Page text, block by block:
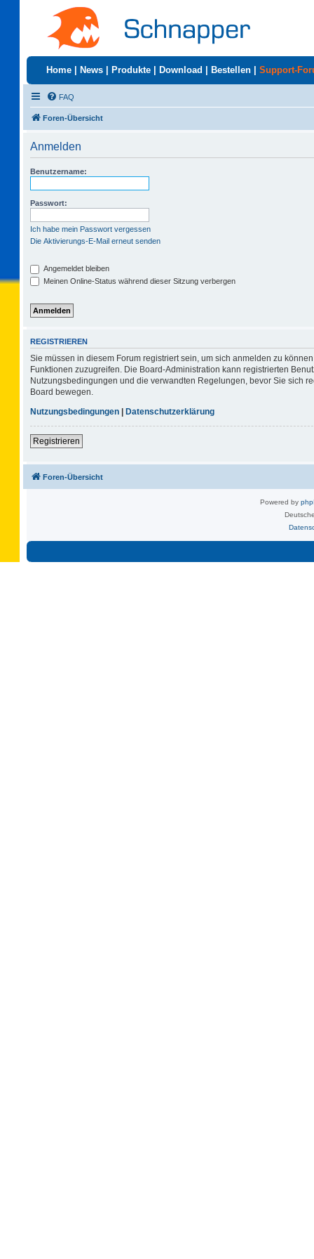
Home News Produkte Download Bestellen Support-
FAQ
Foren-Übersicht
Anmelden
Benutzername:
Passwort:
Ich habe mein Passwort vergessen
Die Aktivierungs-E-Mail erneut senden
Angemeldet bleiben
Meinen Online-Status während dieser Sitzung verbergen
REGISTRIEREN
Sie müssen in diesem Forum registriert sein, um sich anmelden zu
Funktionen zuzugreifen. Die Board-Administration kann registrierten
Nutzungsbedingungen und die verwandten Regelungen, bevor Sie sich
Board bewegen.
Nutzungsbedingungen | Datenschutzerklärung
Registrieren
Foren-Übersicht
Powered by